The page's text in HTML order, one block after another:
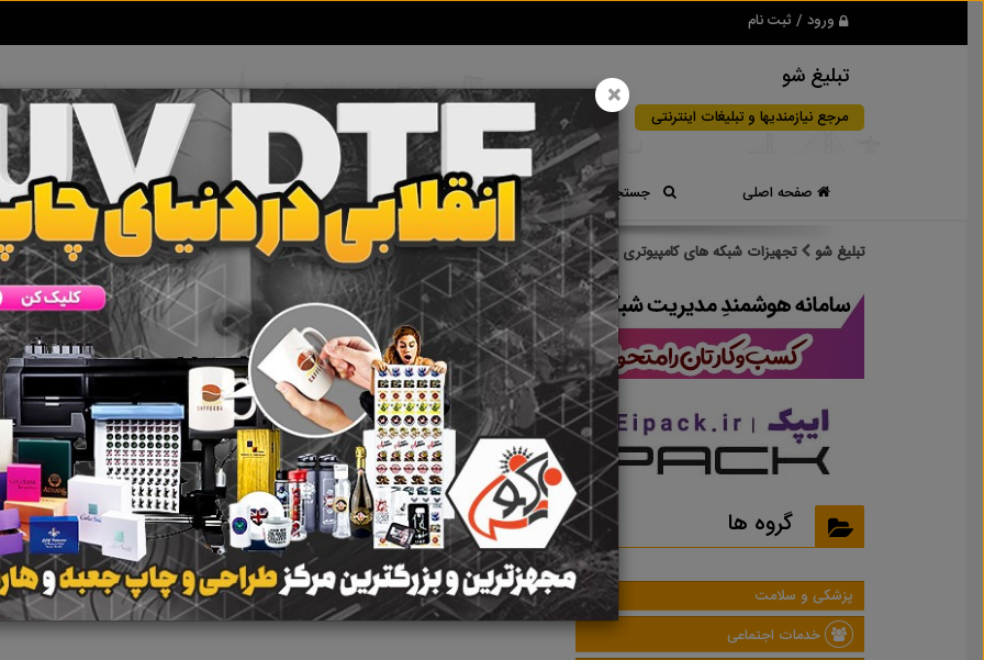
ورود / ثبت نام
تبلیغ شو
مرجع نیازمندیها و تبلیغات اینترنتی
صفحه اصلی جستجوی سریع تعرفه آگهی ها خبرهای سایت تماس با ما
تبلیغ شو تجهیزات شبکه های کامپیوتری نتایج جستجو برای برچسب تجهیزات شبکه های کامپیوتری
نتایج جستجو برای برچسبتجهیزات شبکه های گروه ها
پزشکی و سلامت
خدمات اجتماعی
×